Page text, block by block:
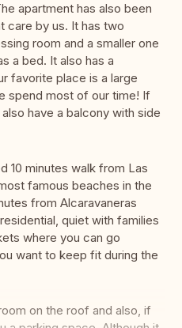
apartment has also been
care by us. It has two
room and a smaller one
a bed. It also has a
favorite place is a large
spend most of our time! If
have a balcony with side
10 minutes walk from Las
famous beaches in the
from Alcaravaneras
quiet with families
where you can go
want to keep fit during the
on the roof and also, if